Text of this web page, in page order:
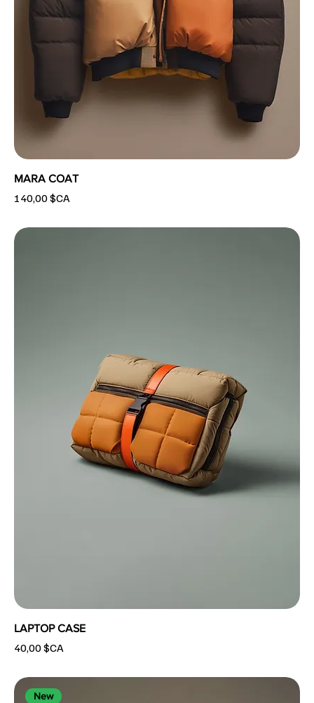
MARA COAT
Prix
140,00 $CA
LAPTOP CASE
Prix
40,00 $CA
New